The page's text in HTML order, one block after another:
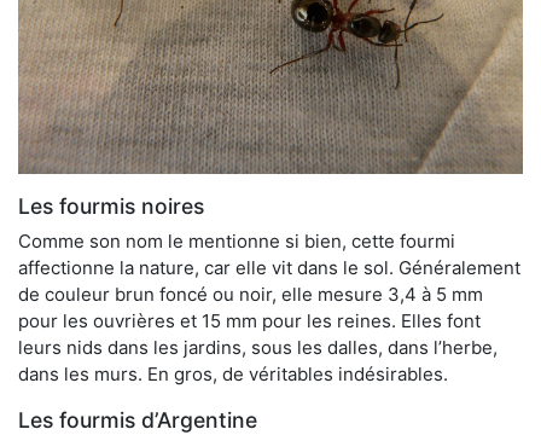
Les fourmis noires
Comme son nom le mentionne si bien, cette fourmi
affectionne la nature, car elle vit dans le sol. Généralement
de couleur brun foncé ou noir, elle mesure 3,4 à 5 mm
pour les ouvrières et 15 mm pour les reines. Elles font
leurs nids dans les jardins, sous les dalles, dans l’herbe,
dans les murs. En gros, de véritables indésirables.
Les fourmis d’Argentine